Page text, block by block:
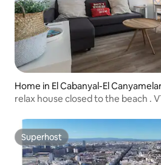
Home in El Cabanyal-El
relax house closed to the beach .
Superhost
Superhost